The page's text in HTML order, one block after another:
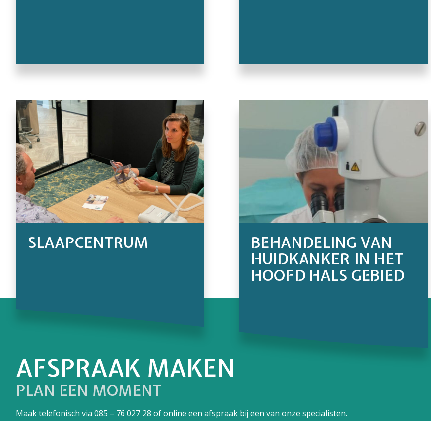
SLAAPCENTRUM
BEHANDELING VAN
HUIDKANKER IN HET
HOOFD HALS GEBIED
AFSPRAAK MAKEN
PLAN EEN MOMENT
Maak telefonisch via 085 – 76 027 28 of online een afspraak bij een van onze specialisten.